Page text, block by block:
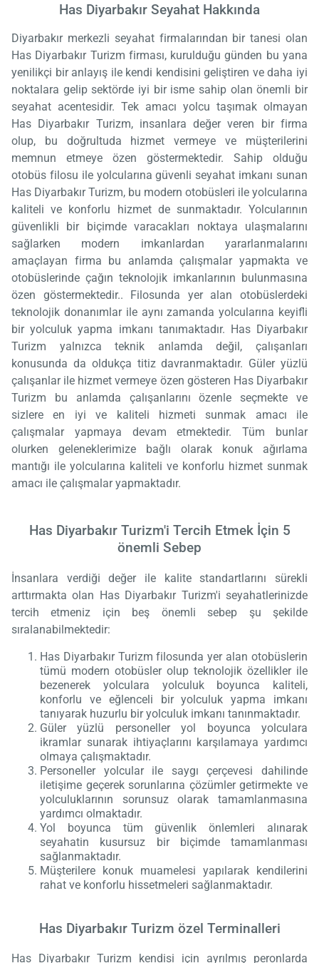
Has Diyarbakır Seyahat Hakkında
Diyarbakır merkezli seyahat firmalarından bir tanesi olan
Has Diyarbakır Turizm firması, kurulduğu günden bu yana
yenilikçi bir anlayış ile kendi kendisini geliştiren ve daha iyi
noktalara gelip sektörde iyi bir isme sahip olan önemli bir
seyahat acentesidir. Tek amacı yolcu taşımak olmayan
Has Diyarbakır Turizm, insanlara değer veren bir firma
olup, bu doğrultuda hizmet vermeye ve müşterilerini
memnun etmeye özen göstermektedir. Sahip olduğu
otobüs filosu ile yolcularına güvenli seyahat imkanı sunan
Has Diyarbakır Turizm, bu modern otobüsleri ile yolcularına
kaliteli ve konforlu hizmet de sunmaktadır. Yolcularının
güvenlikli bir biçimde varacakları noktaya ulaşmalarını
sağlarken modern imkanlardan yararlanmalarını
amaçlayan firma bu anlamda çalışmalar yapmakta ve
otobüslerinde çağın teknolojik imkanlarının bulunmasına
özen göstermektedir.. Filosunda yer alan otobüslerdeki
teknolojik donanımlar ile aynı zamanda yolcularına keyifli
bir yolculuk yapma imkanı tanımaktadır. Has Diyarbakır
Turizm yalnızca teknik anlamda değil, çalışanları
konusunda da oldukça titiz davranmaktadır. Güler yüzlü
çalışanlar ile hizmet vermeye özen gösteren Has Diyarbakır
Turizm bu anlamda çalışanlarını özenle seçmekte ve
sizlere en iyi ve kaliteli hizmeti sunmak amacı ile
çalışmalar yapmaya devam etmektedir. Tüm bunlar
olurken geleneklerimize bağlı olarak konuk ağırlama
mantığı ile yolcularına kaliteli ve konforlu hizmet sunmak
amacı ile çalışmalar yapmaktadır.
Has Diyarbakır Turizm'i Tercih Etmek İçin 5
önemli Sebep
İnsanlara verdiği değer ile kalite standartlarını sürekli
arttırmakta olan Has Diyarbakır Turizm'i seyahatlerinizde
tercih etmeniz için beş önemli sebep şu şekilde
sıralanabilmektedir:
Has Diyarbakır Turizm filosunda yer alan otobüslerin
tümü modern otobüsler olup teknolojik özellikler ile
bezenerek yolculara yolculuk boyunca kaliteli,
konforlu ve eğlenceli bir yolculuk yapma imkanı
tanıyarak huzurlu bir yolculuk imkanı tanınmaktadır.
Güler yüzlü personeller yol boyunca yolculara
ikramlar sunarak ihtiyaçlarını karşılamaya yardımcı
olmaya çalışmaktadır.
Personeller yolcular ile saygı çerçevesi dahilinde
iletişime geçerek sorunlarına çözümler getirmekte ve
yolculuklarının sorunsuz olarak tamamlanmasına
yardımcı olmaktadır.
Yol boyunca tüm güvenlik önlemleri alınarak
seyahatin kusursuz bir biçimde tamamlanması
sağlanmaktadır.
Müşterilere konuk muamelesi yapılarak kendilerini
rahat ve konforlu hissetmeleri sağlanmaktadır.
Has Diyarbakır Turizm özel Terminalleri
Has Diyarbakır Turizm kendisi için ayrılmış peronlarda